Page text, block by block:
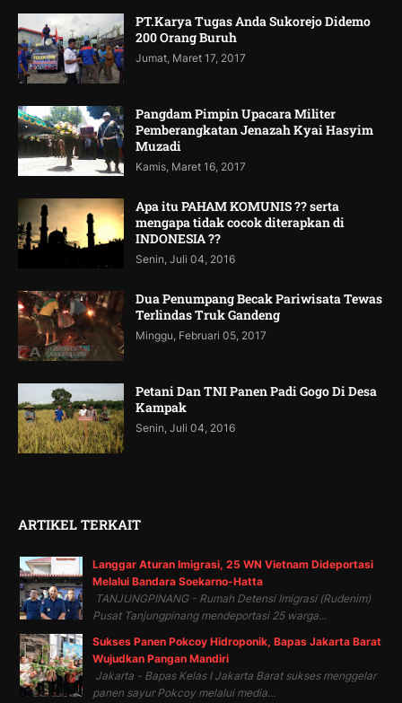
PT.Karya Tugas Anda Sukorejo Didemo
200 Orang Buruh
Jumat, Maret 17, 2017
Pangdam Pimpin Upacara Militer
Pemberangkatan Jenazah Kyai Hasyim
Muzadi
Kamis, Maret 16, 2017
Apa itu PAHAM KOMUNIS ?? serta
mengapa tidak cocok diterapkan di
INDONESIA ??
Senin, Juli 04, 2016
Dua Penumpang Becak Pariwisata Tewas
Terlindas Truk Gandeng
Minggu, Februari 05, 2017
Petani Dan TNI Panen Padi Gogo Di Desa
Kampak
Senin, Juli 04, 2016
ARTIKEL TERKAIT
Langgar Aturan Imigrasi, 25 WN Vietnam Dideportasi
Melalui Bandara Soekarno-Hatta
TANJUNGPINANG - Rumah Detensi Imigrasi (Rudenim)
Pusat Tanjungpinang mendeportasi 25 warga...
Sukses Panen Pokcoy Hidroponik, Bapas Jakarta Barat
Wujudkan Pangan Mandiri
Jakarta - Bapas Kelas I Jakarta Barat sukses menggelar
panen sayur Pokcoy melalui media...